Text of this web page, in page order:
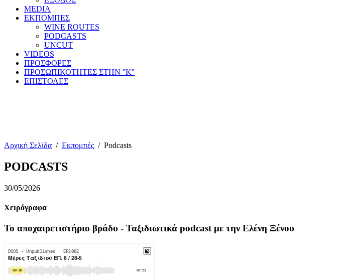
MEDIA
ΕΚΠΟΜΠΕΣ
WINE ROUTES
PODCASTS
UNCUT
VIDEOS
ΠΡΟΣΦΟΡΕΣ
ΠΡΟΣΩΠΙΚΟΤΗΤΕΣ ΣΤΗΝ ''Κ''
ΕΠΙΣΤΟΛΕΣ
Αρχική Σελίδα / Εκπομπές / Podcasts
PODCASTS
30/05/2026
Χειρόγραφα
Το αποχαιρετιστήριο βράδυ - Ταξιδιωτικά podcast με την Ελένη Ξένου